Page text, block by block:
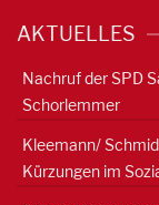
AKTUELLES
Nachruf der SPD
Schorlemmer
Kleemann/
Kürzungen im